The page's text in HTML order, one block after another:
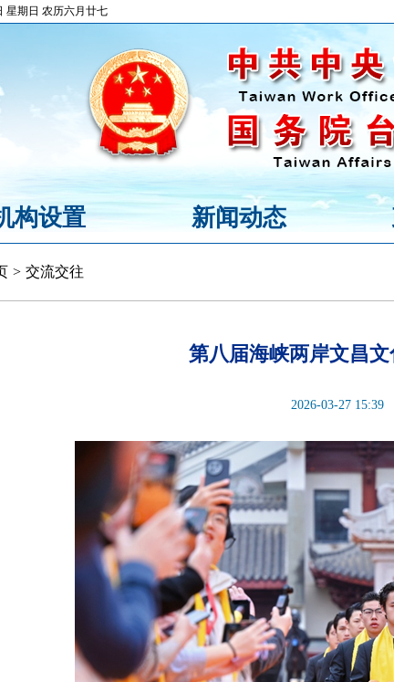
星期日 农历六月廿七
构设置 新闻动态
> 交流交往
第八届海峡两岸文昌
2026-03-27 15:39